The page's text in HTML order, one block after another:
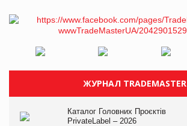
ЖУРНАЛ TRADEMASTER
Каталог Головних Проєктів
PrivateLabel – 2026